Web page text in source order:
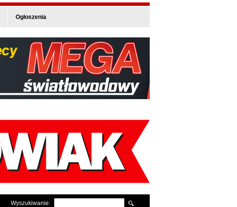
Ogłoszenia
Wyszukiwanie: